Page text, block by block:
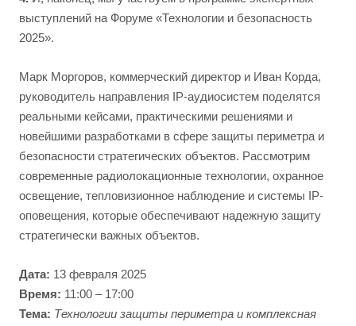
выступлений на Форуме «Технологии и безопасность
2025».
Марк Моргоров, коммерческий директор и Иван Корда,
руководитель направления IP-аудиосистем поделятся
реальными кейсами, практическими решениями и
новейшими разработками в сфере защиты периметра и
безопасности стратегических объектов. Рассмотрим
современные радиолокационные технологии, охранное
освещение, тепловизионное наблюдение и системы IP-
оповещения, которые обеспечивают надежную защиту
стратегически важных объектов.
Дата: 13 февраля 2025
Время: 11:00 – 17:00
Тема: Технологии защиты периметра и комплексная